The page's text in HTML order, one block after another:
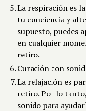
La respiración es
tu conciencia y
supuesto, puedes
en cualquier
retiro.
Curación con
La relajación es
retiro. Por lo
sonido para